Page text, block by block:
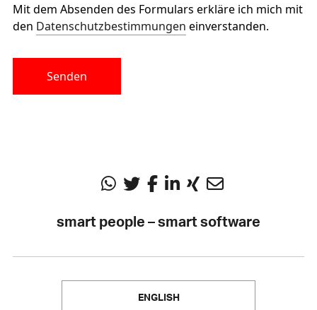
Mit dem Absenden des Formulars erkläre ich mich mit
den Datenschutzbestimmungen einverstanden.
Senden
smart people – smart software
ENGLISH